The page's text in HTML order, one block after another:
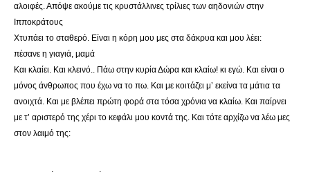
αλοιφές. Απόψε ακούμε τις κρυστάλλινες τρίλιες των αηδονιών στην
Ιπποκράτους
Χτυπάει το σταθερό. Είναι η κόρη μου μες στα δάκρυα και μου λέει:
πέσανε η γιαγιά, μαμά
Και κλαίει. Και κλεινό.. Πάω στην κυρία Δώρα και κλαίω! κι εγώ. Και είναι ο
μόνος άνθρωπος που έχω να το πω. Και με κοιτάζει μ’ εκείνα τα μάτια τα
ανοιχτά. Και με βλέπει πρώτη φορά στα τόσα χρόνια να κλαίω. Και παίρνει
με τ’ αριστερό της χέρι το κεφάλι μου κοντά της. Και τότε αρχίζω να λέω μες
στον λαιμό της: